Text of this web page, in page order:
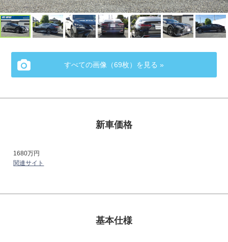
すべての画像（69枚）を見る »
新車価格
1680万円
関連サイト
基本仕様